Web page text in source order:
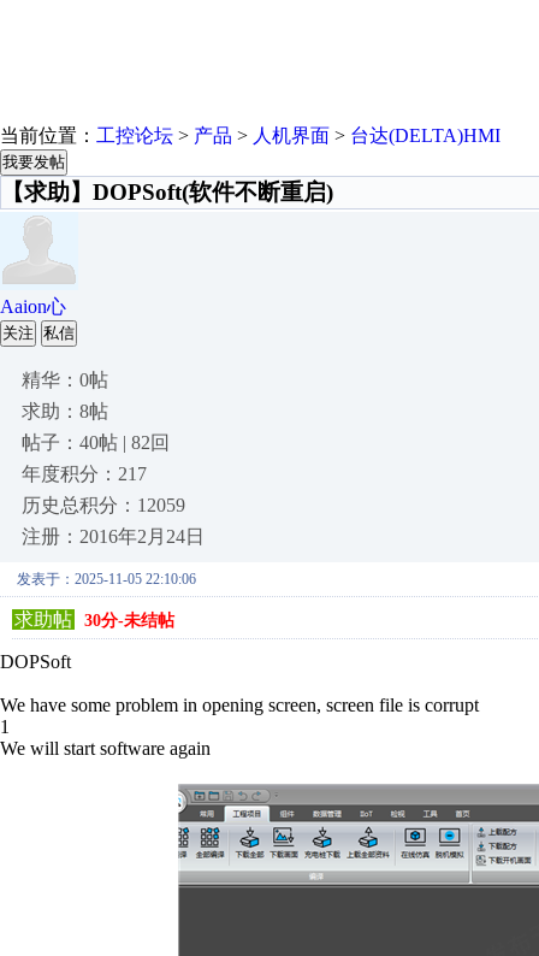
当前位置： 工控论坛 > 产品 > 人机界面 > 台达(DELTA)HMI
我要发帖
【求助】DOPSoft(软件不断重启)
Aaion心
关注 私信
精华：0帖
求助：8帖
帖子：40帖 | 82回
年度积分：217
历史总积分：12059
注册：2016年2月24日
发表于：2025-11-05 22:10:06
求助帖 30分-未结帖
DOPSoft
We have some problem in opening screen, screen file is corrupt
1
We will start software again